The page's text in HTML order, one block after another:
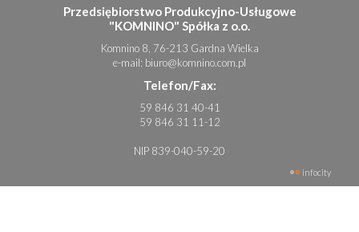
Przedsiębiorstwo Produkcyjno-Usługowe
"KOMNINO" Spółka z o.o.
Komnino 8, 76-213 Gardna Wielka
e-mail: biuro@komnino.com.pl
Telefon/Fax:
59 846 31 40-41
59 846 31 11-12
NIP 839-040-59-20
infocity